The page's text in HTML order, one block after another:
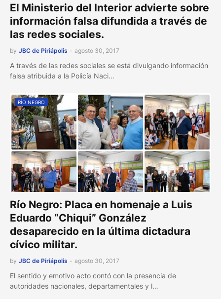
El Ministerio del Interior advierte sobre
información falsa difundida a través de
las redes sociales.
by JBC de Piriápolis - agosto 30, 2017
A través de las redes sociales se está divulgando información
falsa atribuida a la Policía Naci…
RÍO NEGRO
Río Negro: Placa en homenaje a Luis
Eduardo “Chiqui” González
desaparecido en la última dictadura
cívico militar.
by JBC de Piriápolis - agosto 30, 2017
El sentido y emotivo acto contó con la presencia de
autoridades nacionales, departamentales y l…